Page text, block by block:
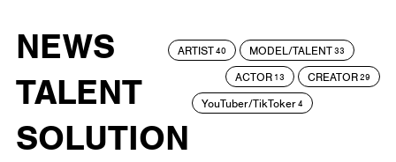
NEWS
TALENT
SOLUTION
ARTIST40 MODEL/TALENT33
ACTOR 13 CREATOR29
YouTuber/TikToker4